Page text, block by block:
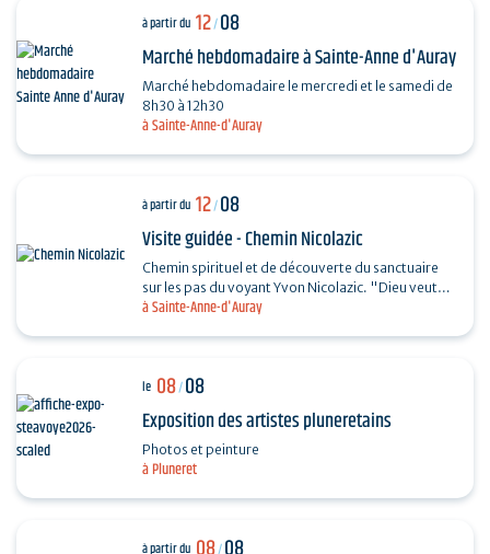
à Sainte-Anne-d'Auray
à partir du 12/08
Marché hebdomadaire à Sainte-Anne d'Auray
Marché hebdomadaire le mercredi et le samedi de
8h30 à 12h30
à Sainte-Anne-d'Auray
à partir du 12/08
Visite guidée - Chemin Nicolazic
Chemin spirituel et de découverte du sanctuaire
sur les pas du voyant Yvon Nicolazic. "Dieu veut
que je sois honorée ici", telles furent les paroles
à Pluneret
le 08/08
Exposition des artistes pluneretains
Photos et peinture
à partir du /